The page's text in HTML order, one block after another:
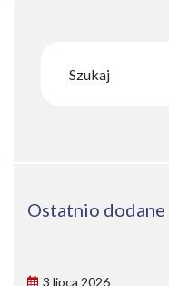
Ostatnio dodane
3 lipca 2026